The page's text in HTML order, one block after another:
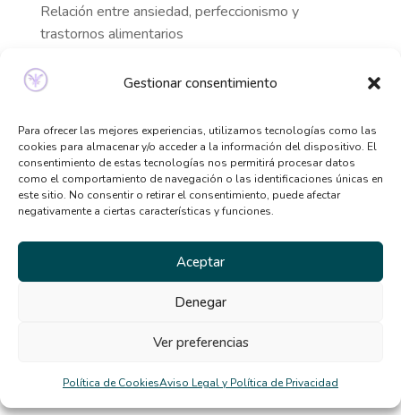
Gestionar consentimiento
Para ofrecer las mejores experiencias, utilizamos tecnologías como las
cookies para almacenar y/o acceder a la información del dispositivo. El
consentimiento de estas tecnologías nos permitirá procesar datos
como el comportamiento de navegación o las identificaciones únicas en
este sitio. No consentir o retirar el consentimiento, puede afectar
negativamente a ciertas características y funciones.
Aceptar
Denegar
Ver preferencias
Política de CookiesAviso Legal y Política de Privacidad
Relación entre ansiedad, perfeccionismo y
trastornos alimentarios
sabías
síntomas
Beneficios de la terapia desde casa: por qué cada
vez más personas la eligen
El TCA y la distorsión de la imagen corporal en
verano
Comentarios
recientes
diegoenLa rigidez mental nos dificulta la vida